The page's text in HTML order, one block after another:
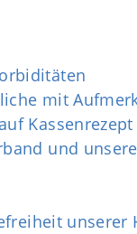
mit
Kassenrezept
und
unserer